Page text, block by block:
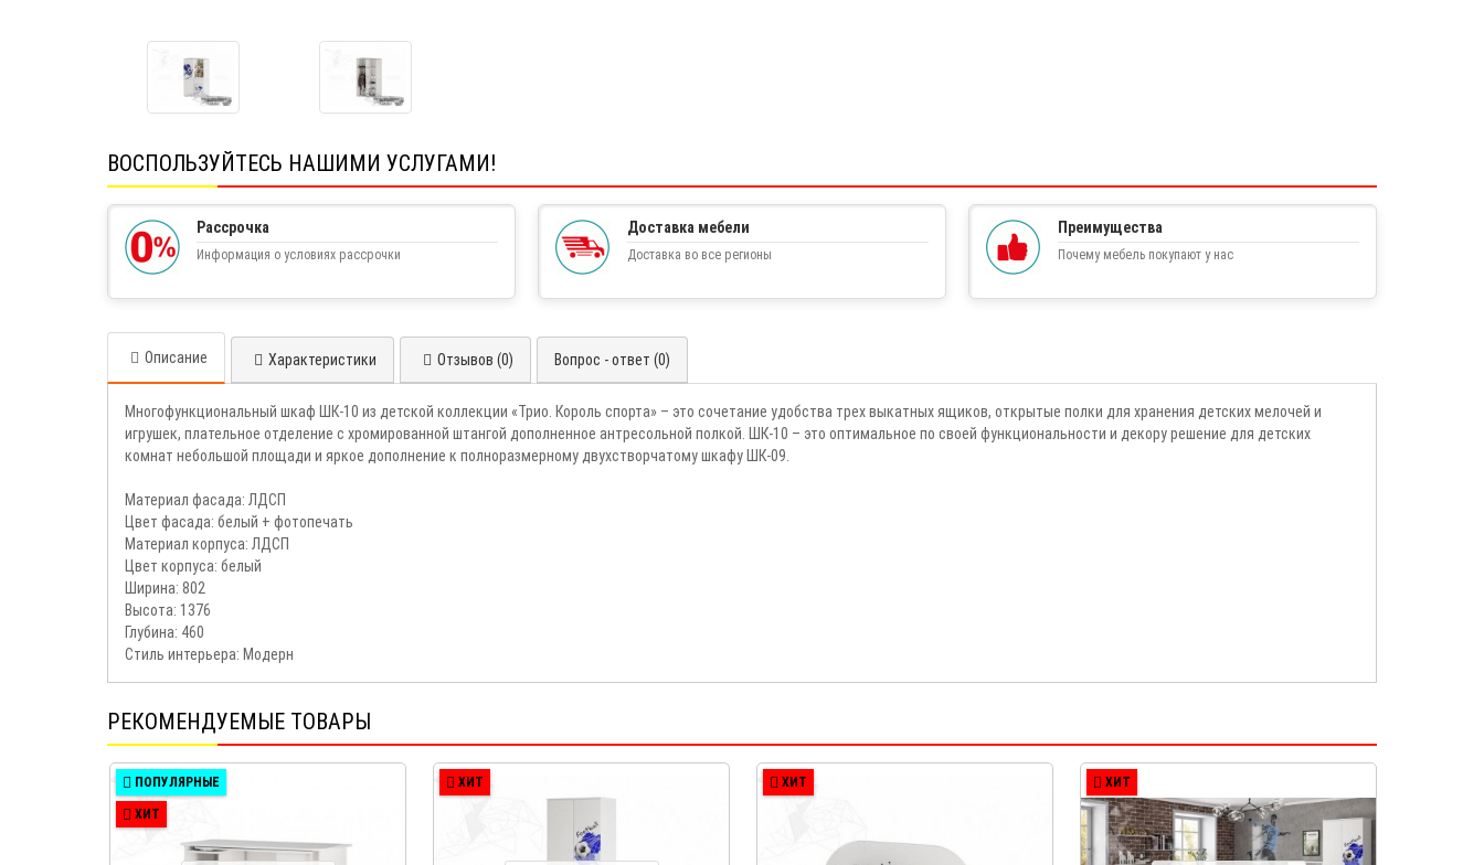
ВОСПОЛЬЗУЙТЕСЬ НАШИМИ УСЛУГАМИ!
Рассрочка
Информация о условиях рассрочки
Доставка мебели
Доставка во все регионы
Преимущества
Почему мебель покупают у нас
Описание Характеристики Отзывов (0) Вопрос - ответ (0)
Многофункциональный шкаф ШК-10 из детской коллекции «Трио. Король спорта» – это сочетание удобства трех выкатных ящиков, открытые полки для хранения детских мелочей и
игрушек, плательное отделение с хромированной штангой дополненное антресольной полкой. ШК-10 – это оптимальное по своей функциональности и декору решение для детских
комнат небольшой площади и яркое дополнение к полноразмерному двухстворчатому шкафу ШК-09.
Материал фасада: ЛДСП
Цвет фасада: белый + фотопечать
Материал корпуса: ЛДСП
Цвет корпуса: белый
Ширина: 802
Высота: 1376
Глубина: 460
Стиль интерьера: Модерн
РЕКОМЕНДУЕМЫЕ ТОВАРЫ
ПОПУЛЯРНЫЕ
ХИТ
ХИТ ХИТ ХИТ